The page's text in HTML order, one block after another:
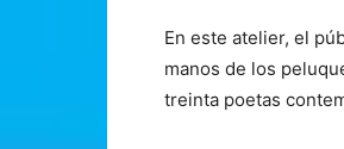
En este atelier, el
manos de los
treinta poetas